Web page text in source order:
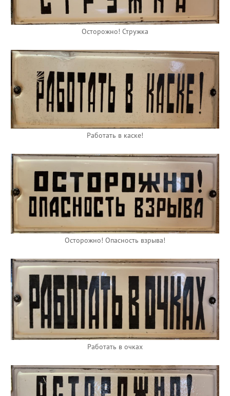
Осторожно! Стружка
Работать в каске!
Осторожно! Опасность взрыва!
Работать в очках